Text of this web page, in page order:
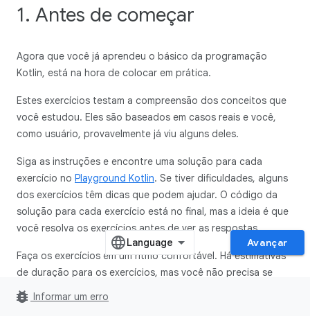
1. Antes de começar
Agora que você já aprendeu o básico da programação
Kotlin, está na hora de colocar em prática.
Estes exercícios testam a compreensão dos conceitos que
você estudou. Eles são baseados em casos reais e você,
como usuário, provavelmente já viu alguns deles.
Siga as instruções e encontre uma solução para cada
exercício no Playground Kotlin. Se tiver dificuldades, alguns
dos exercícios têm dicas que podem ajudar. O código da
solução para cada exercício está no final, mas a ideia é que
você resolva os exercícios antes de ver as respostas.
Faça os exercícios em um ritmo confortável. Há estimativas
de duração para os exercícios, mas você não precisa se
apegar a elas. Leve o tempo que precisar para resolver cada
problema com atenção. As soluções mostram apenas uma
Avançar
bug_report Informar um erro